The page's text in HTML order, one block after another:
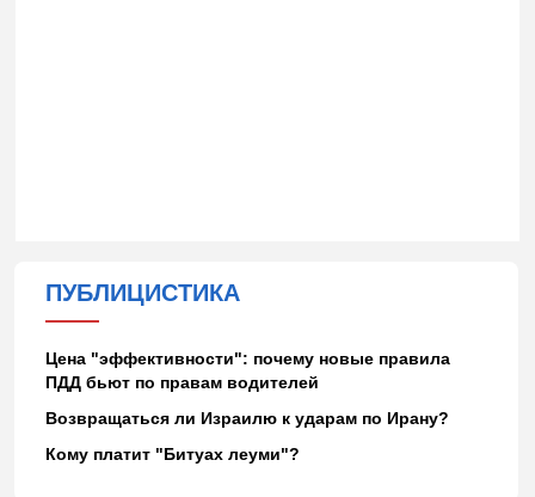
ПУБЛИЦИСТИКА
Цена "эффективности": почему новые правила
ПДД бьют по правам водителей
Возвращаться ли Израилю к ударам по Ирану?
Кому платит "Битуах леуми"?